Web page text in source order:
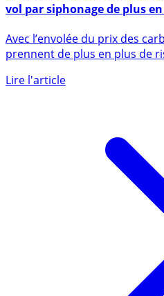
vol par siphonage de plus
l’explosion des prix de
prennent de plus en plus de